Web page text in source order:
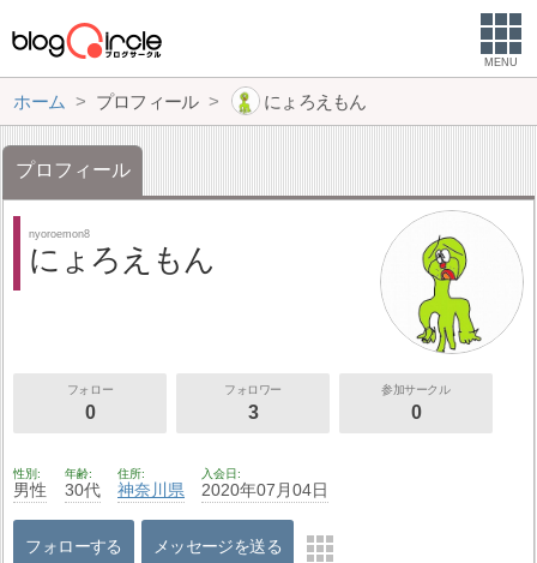
MENU
ホーム プロフィール にょろえもん
プロフィール
nyoroemon8
にょろえもん
フォロー
0
フォロワー
3
参加サークル
0
性別
男性
年齢
30代
住所
神奈川県
入会日
2020年07月04日
フォローする メッセージを送る